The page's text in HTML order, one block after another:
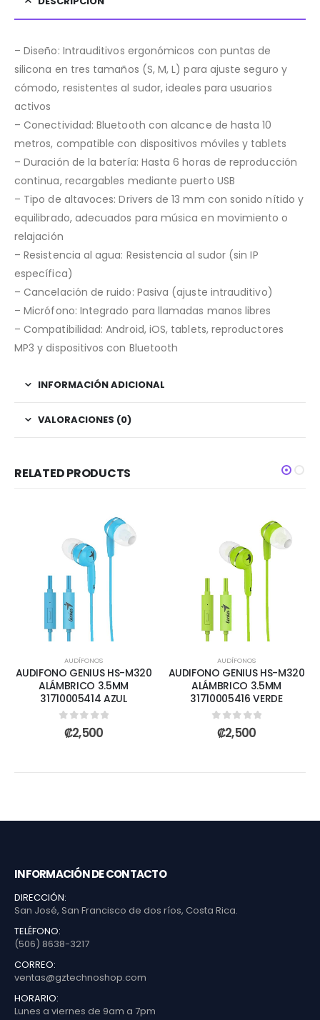
– Diseño: Intrauditivos ergonómicos con puntas de
silicona en tres tamaños (S, M, L) para ajuste seguro y
cómodo, resistentes al sudor, ideales para usuarios
activos
– Conectividad: Bluetooth con alcance de hasta 10
metros, compatible con dispositivos móviles y tablets
– Duración de la batería: Hasta 6 horas de reproducción
continua, recargables mediante puerto USB
– Tipo de altavoces: Drivers de 13 mm con sonido nítido y
equilibrado, adecuados para música en movimiento o
relajación
– Resistencia al agua: Resistencia al sudor (sin IP
específica)
– Cancelación de ruido: Pasiva (ajuste intrauditivo)
– Micrófono: Integrado para llamadas manos libres
– Compatibilidad: Android, iOS, tablets, reproductores
MP3 y dispositivos con Bluetooth
INFORMACIÓN ADICIONAL
VALORACIONES (0)
RELATED PRODUCTS
AUDÍFONOS
AUDIFONO GENIUS HS-M320
ALÁMBRICO 3.5MM
31710005414 AZUL
out of 5
₡2,500
AUDÍFONOS
AUDIFONO GENIUS HS-M320
ALÁMBRICO 3.5MM
31710005416 VERDE
out of 5
₡2,500
INFORMACIÓN DE CONTACTO
DIRECCIÓN:
San José, San Francisco de dos ríos, Costa Rica.
TELÉFONO:
(506) 8638-3217
CORREO:
ventas@gztechnoshop.com
HORARIO:
Lunes a viernes de 9am a 7pm